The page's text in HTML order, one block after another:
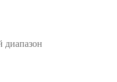
диапазон